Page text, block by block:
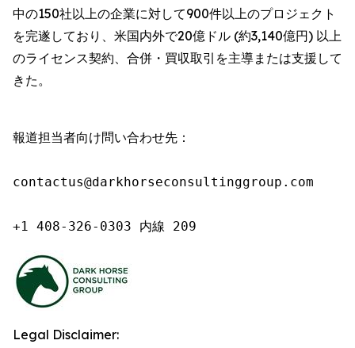
中の150社以上の企業に対して900件以上のプロジェクト
を完遂しており、米国内外で20億ドル (約3,140億円) 以上
のライセンス契約、合併・買収取引を主導または支援して
きた。
報道担当者向け問い合わせ先：
contactus@darkhorseconsultinggroup.com
+1 408-326-0303 内線 209
Legal Disclaimer: